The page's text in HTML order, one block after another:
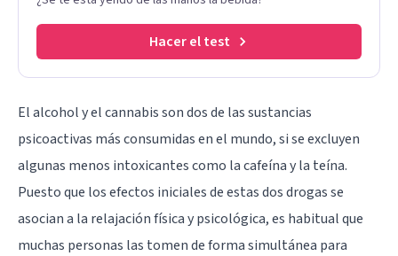
Hacer el test
El alcohol y el cannabis son dos de las sustancias
psicoactivas más consumidas en el mundo, si se excluyen
algunas menos intoxicantes como la cafeína y la teína.
Puesto que los efectos iniciales de estas dos drogas se
asocian a la relajación física y psicológica, es habitual que
muchas personas las tomen de forma simultánea para